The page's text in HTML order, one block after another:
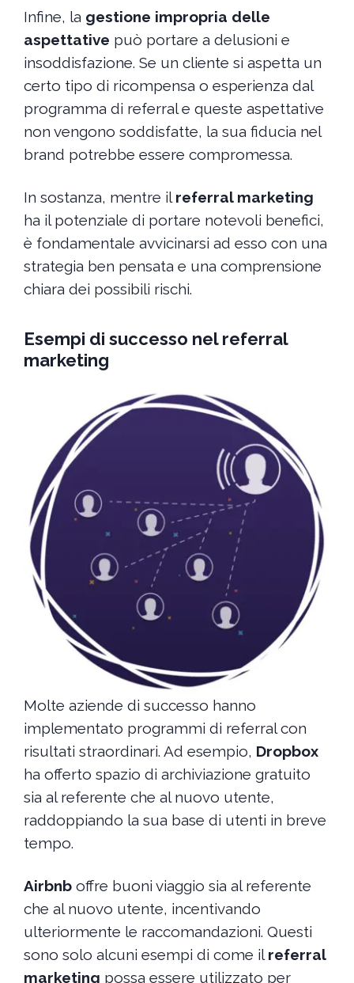
Infine, la gestione impropria delle
aspettative può portare a delusioni e
insoddisfazione. Se un cliente si aspetta un
certo tipo di ricompensa o esperienza dal
programma di referral e queste aspettative
non vengono soddisfatte, la sua fiducia nel
brand potrebbe essere compromessa.
In sostanza, mentre il referral marketing
ha il potenziale di portare notevoli benefici,
è fondamentale avvicinarsi ad esso con una
strategia ben pensata e una comprensione
chiara dei possibili rischi.
Esempi di successo nel referral
marketing
Molte aziende di successo hanno
implementato programmi di referral con
risultati straordinari. Ad esempio, Dropbox
ha offerto spazio di archiviazione gratuito
sia al referente che al nuovo utente,
raddoppiando la sua base di utenti in breve
tempo.
Airbnboffre buoni viaggio sia al referente
che al nuovo utente, incentivando
ulteriormente le raccomandazioni. Questi
sono solo alcuni esempi di come il referral
marketing possa essere utilizzato per